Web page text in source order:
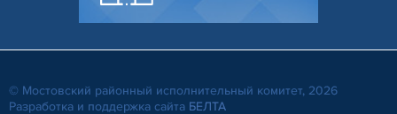
© Мостовский районный исполнительный комитет, 2026
Разработка и поддержка сайта БЕЛТА